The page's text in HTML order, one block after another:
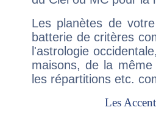
Les planètes de
batterie de critères
l'astrologie
maisons, de la
les répartitions etc.